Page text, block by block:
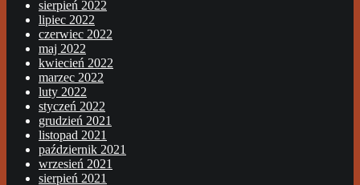
sierpień 2022
lipiec 2022
czerwiec 2022
maj 2022
kwiecień 2022
marzec 2022
luty 2022
styczeń 2022
grudzień 2021
listopad 2021
październik 2021
wrzesień 2021
sierpień 2021